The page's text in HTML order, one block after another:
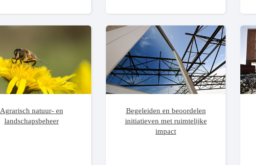
Agrarisch natuur- en
landschapsbeheer
Begeleiden en beoordelen
initiatieven met ruimtelijke
impact